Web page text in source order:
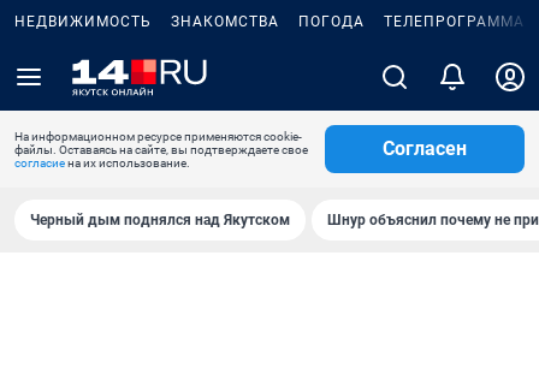
НЕДВИЖИМОСТЬ ЗНАКОМСТВА ПОГОДА ТЕЛЕПРОГРАММА
На информационном ресурсе применяются cookie-
файлы. Оставаясь на сайте, вы подтверждаете свое
согласиена их использование.
Согласен
Черный дым поднялся над Якутском Шнур объяснил почему не